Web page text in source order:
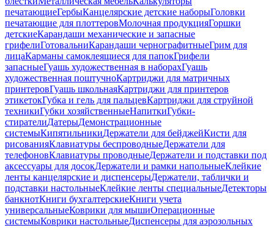
печатающиеГербыКанцелярские детские наборыГоловки
печатающие для плоттеровМолочная продукцияГоршки
детскиеКарандаши механические и запасные
грифелиГотовальниКарандаши чернографитныеГрим для
лицаКарманы самоклеящиеся для папокГрифели
запасныеГуашь художественная в наборахГуашь
художественная поштучноКартриджи для матричных
принтеровГуашь школьнаяКартриджи для принтеров
этикетокГубка и гель для пальцевКартриджи для струйной
техникиГубки хозяйственныеНапиткиГубки-
стирателиДатерыДемонстрационные
системыКипятильникиДержатели для бейджейКисти для
рисованияКлавиатуры беспроводныеДержатели для
телефоновКлавиатуры проводныеДержатели и подставки под
аксессуары для досокДержатели и рамки напольныеКлейкие
ленты канцелярские и диспенсерыДержатели, таблички и
подставки настольныеКлейкие ленты специальныеДетекторы
банкнотКниги бухгалтерскиеКниги учета
универсальныеКоврики для мышиОперационные
системыКоврики настольныеДиспенсеры для аэрозольных